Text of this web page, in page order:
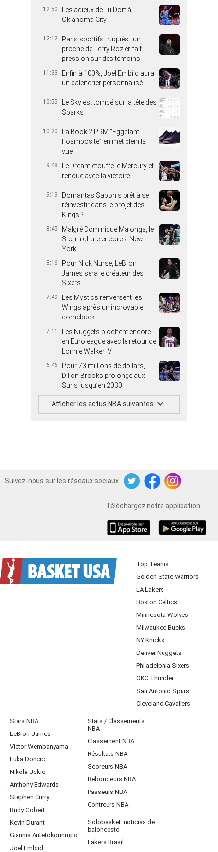
12:50
Les adieux de Lu Dort à
Oklahoma City
12:12
Paris sportifs truqués : un
proche de Terry Rozier fait
pression sur des témoins
11:33
Enfin à 100%, Joel Embiid aura
un calendrier personnalisé
10:55
Le Sky est tombé sur la tête des
Sparks
10:20
La Book 2 PRM “Eggplant
Foamposite” en met plein la
vue
9:48
Le Dream étouffe le Mercury et
renoue avec la victoire
9:19
Domantas Sabonis prêt à se
réinvestir dans le projet des
Kings ?
8:45
Malgré Dominique Malonga, le
Storm chute encore à New
York
8:16
Pour Nick Nurse, LeBron
James sera le créateur des
Sixers
7:49
Les Mystics renversent les
Wings après un incroyable
comeback !
7:11
Les Nuggets piochent encore
en Euroleague avec le retour de
Lonnie Walker IV
6:46
Pour 73 millions de dollars,
Dillon Brooks prolonge aux
Suns jusqu’en 2030
Afficher les actus NBA suivantes
Suivez-nous sur les réseaux sociaux
TwitterFacebookInstagram
Téléchargez notre application
Top Teams
Golden State Warriors
LA Lakers
Boston Celtics
Minnesota Wolves
Milwaukee Bucks
NY Knicks
Denver Nuggets
Philadelphia Sixers
OKC Thunder
San Antonio Spurs
Cleveland Cavaliers
Stars NBA
LeBron James
Victor Wembanyama
Luka Doncic
Nikola Jokic
Anthony Edwards
Stephen Curry
Rudy Gobert
Kevin Durant
Giannis Antetokounmpo
Joel Embiid
Stats / Classements
NBA
Classement NBA
Résultats NBA
Scoreurs NBA
Rebondeurs NBA
Passeurs NBA
Contreurs NBA
Solobasket: noticias de
baloncesto
Lakers Brasil